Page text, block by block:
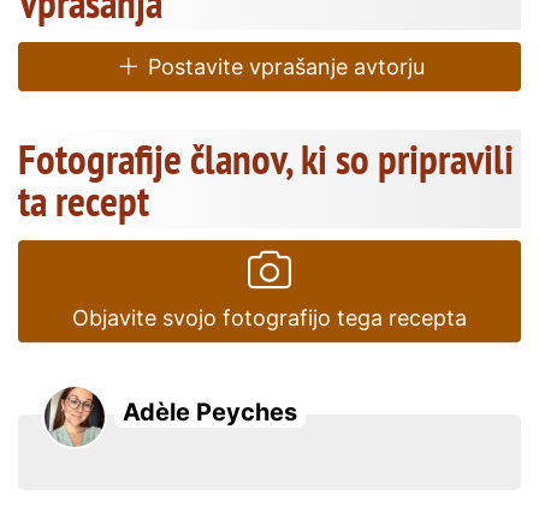
Postavite vprašanje avtorju
Fotografije članov, ki so pripravili
ta recept
Objavite svojo fotografijo tega recepta
Adèle Peyches